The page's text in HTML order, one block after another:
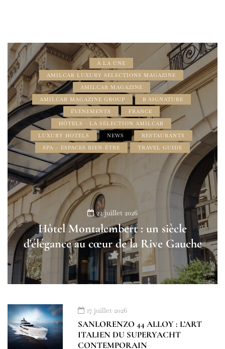
À LA UNE
AMILCAR LUXURY SELECTIONS MAGAZINE
AMILCAR MAGAZINE
AMILCAR MAGAZINE GROUP
B SIGNATURE
ÉVÉNEMENTS
FRANCE
HÔTELS - LA SÉLECTION AMILCAR
LUXURY HOTELS
NEWS
RESTAURANTS
SPA – ESPACES BIEN-ÊTRE
TRAVEL GUIDE
22 juillet 2026
Hôtel Montalembert : un siècle
d'élégance au cœur de la Rive Gauche
17 juillet 2026
SANLORENZO 44 ALLOY : L’ART
ITALIEN DU SUPERYACHT
CONTEMPORAIN